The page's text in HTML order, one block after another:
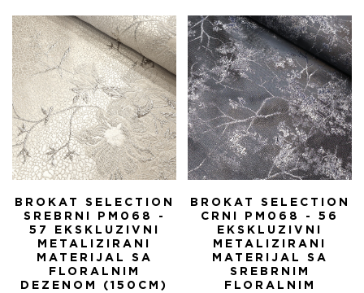
5.100,00 RSD.
BROKAT SELECTION
SREBRNI PM068 -
57 EKSKLUZIVNI
METALIZIRANI
MATERIJAL SA
FLORALNIM
DEZENOM (150CM)
BROKAT SELECTION
CRNI PM068 - 56
EKSKLUZIVNI
METALIZIRANI
MATERIJAL SA
SREBRNIM
FLORALNIM